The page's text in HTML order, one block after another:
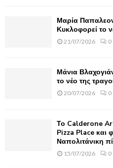
Μαρία
Κυκλοφορεί το
21/07/2026 0
Μάνια
το νέο της
20/07/2026 0
Το Calderone
Pizza Place και
Ναπολιτάνικη
15/07/2026 0